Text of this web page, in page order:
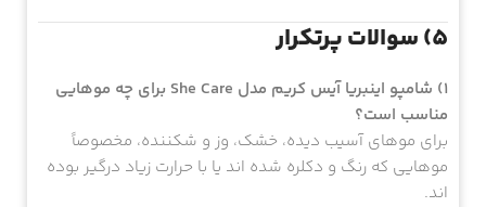
5) سوالات پرتکرار
1) شامپو اینبریا آیس کریم مدل She Care برای چه موهایی
مناسب است؟
برای موهای آسیب دیده، خشک، وز و شکننده، مخصوصاً
موهایی که رنگ و دکلره شده اند یا با حرارت زیاد درگیر بوده
اند.